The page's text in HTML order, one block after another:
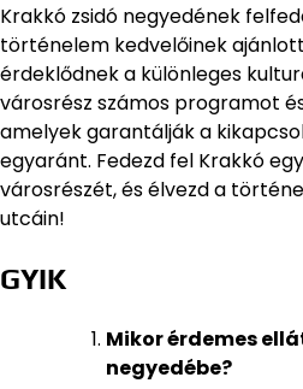
Krakkó zsidó negyedének
történelem kedvelőinek
érdeklődnek a különleges
városrész számos programot
amelyek garantálják a
egyaránt. Fedezd fel Krakkó
városrészét, és élvezd a
utcáin!
GYIK
Mikor érdemes
negyedébe?